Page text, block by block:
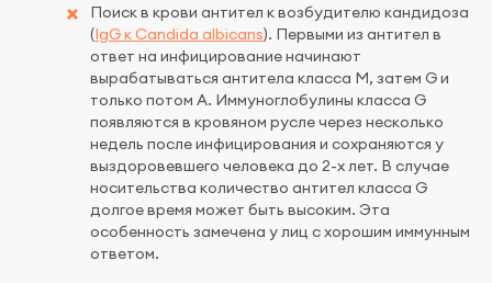
Поиск в крови антител к возбудителю кандидоза
(IgG к Candida albicans). Первыми из антител в
ответ на инфицирование начинают
вырабатываться антитела класса М, затем G и
только потом А. Иммуноглобулины класса G
появляются в кровяном русле через несколько
недель после инфицирования и сохраняются у
выздоровевшего человека до 2-х лет. В случае
носительства количество антител класса G
долгое время может быть высоким. Эта
особенность замечена у лиц с хорошим иммунным
ответом.